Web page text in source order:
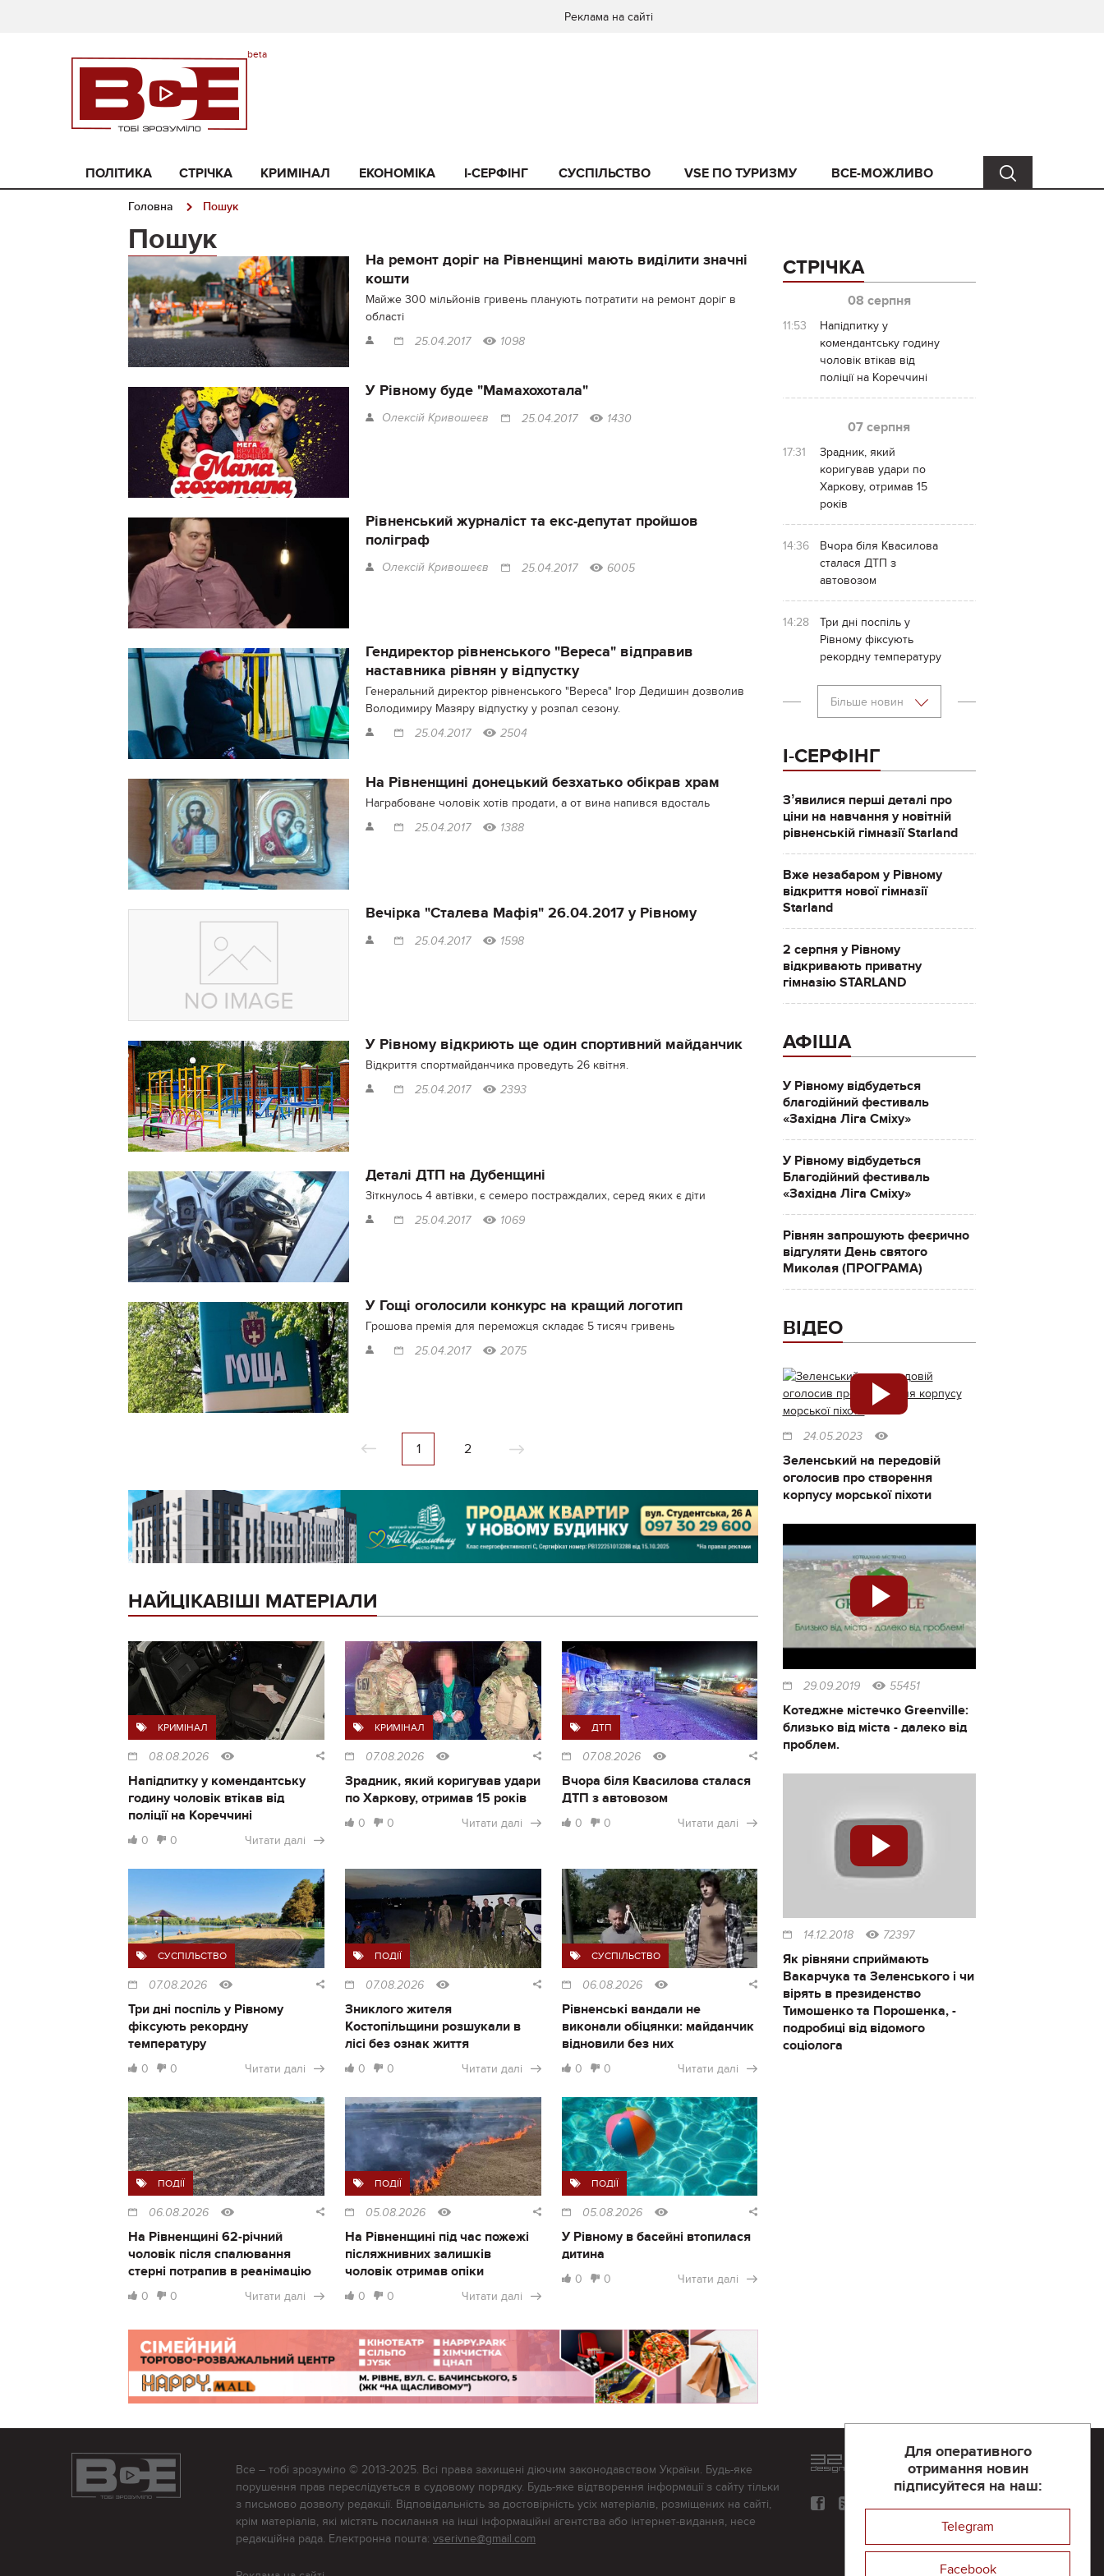
Реклама на сайті
ПОЛІТИКА СТРІЧКА КРИМІНАЛ ЕКОНОМІКА I-СЕРФІНГ СУСПІЛЬСТВО VSE ПО ТУРИЗМУ ВСЕ-МОЖЛИВО
Головна Пошук
Пошук
На ремонт доріг на Рівненщині мають виділити значні
кошти
Майже 300 мільйонів гривень планують потратити на ремонт доріг в
області
25.04.2017 1098
У Рівному буде "Мамахохотала"
Олексій Кривошеєв 25.04.2017 1430
Рівненський журналіст та екс-депутат пройшов
поліграф
Олексій Кривошеєв 25.04.2017 6005
Гендиректор рівненського "Вереса" відправив
наставника рівнян у відпустку
Генеральний директор рівненського "Вереса" Ігор Дедишин дозволив
Володимиру Мазяру відпустку у розпал сезону.
25.04.2017 2504
На Рівненщині донецький безхатько обікрав храм
Награбоване чоловік хотів продати, а от вина напився вдосталь
25.04.2017 1388
Вечірка "Сталева Мафія" 26.04.2017 у Рівному
25.04.2017 1598
У Рівному відкриють ще один спортивний майданчик
Відкриття спортмайданчика проведуть 26 квітня.
25.04.2017 2393
Деталі ДТП на Дубенщині
Зіткнулось 4 автівки, є семеро постраждалих, серед яких є діти
25.04.2017 1069
У Гощі оголосили конкурс на кращий логотип
Грошова премія для переможця складає 5 тисяч гривень
25.04.2017 2075
1 2
НАЙЦІКАВІШІ МАТЕРІАЛИ
КРИМІНАЛ
08.08.2026
Напідпитку у комендантську
годину чоловік втікав від
поліції на Кореччині
0 0 Читати далі
КРИМІНАЛ
07.08.2026
Зрадник, який коригував удари
по Харкову, отримав 15 років
0 0 Читати далі
ДТП
07.08.2026
Вчора біля Квасилова сталася
ДТП з автовозом
0 0 Читати далі
СУСПІЛЬСТВО
07.08.2026
Три дні поспіль у Рівному
фіксують рекордну
температуру
0 0 Читати далі
ПОДІЇ
07.08.2026
Зниклого жителя
Костопільщини розшукали в
лісі без ознак життя
0 0 Читати далі
СУСПІЛЬСТВО
06.08.2026
Рівненські вандали не
виконали обіцянки: майданчик
відновили без них
0 0 Читати далі
ПОДІЇ
06.08.2026
На Рівненщині 62-річний
чоловік після спалювання
стерні потрапив в реанімацію
0 0 Читати далі
ПОДІЇ
05.08.2026
На Рівненщині під час пожежі
післяжнивних залишків
чоловік отримав опіки
0 0 Читати далі
ПОДІЇ
05.08.2026
У Рівному в басейні втопилася
дитина
0 0 Читати далі
СТРІЧКА
08 серпня
11:53
Напідпитку у
комендантську годину
чоловік втікав від
поліції на Кореччині
07 серпня
17:31
Зрадник, який
коригував удари по
Харкову, отримав 15
років
14:36
Вчора біля Квасилова
сталася ДТП з
автовозом
14:28
Три дні поспіль у
Рівному фіксують
рекордну температуру
Більше новин
І-СЕРФІНГ
Зʼявилися перші деталі про
ціни на навчання у новітній
рівненській гімназії Starland
Вже незабаром у Рівному
відкриття нової гімназії
Starland
2 серпня у Рівному
відкривають приватну
гімназію STARLAND
АФІША
У Рівному відбудеться
благодійний фестиваль
«Західна Ліга Сміху»
У Рівному відбудеться
Благодійний фестиваль
«Західна Ліга Сміху»
Рівнян запрошують феєрично
відгуляти День святого
Миколая (ПРОГРАМА)
ВІДЕО
24.05.2023
Зеленський на передовій
оголосив про створення
корпусу морської піхоти
29.09.2019 55451
Котеджне містечко Greenville:
близько від міста - далеко від
проблем.
14.12.2018 72397
Як рівняни сприймають
Вакарчука та Зеленського і чи
вірять в президенство
Тимошенко та Порошенка, -
подробиці від відомого
соціолога
Для оперативного
отримання новин
підписуйтеся на наш:
Telegram
Facebook
Все – тобі зрозуміло © 2013-2025. Всі права захищені діючим законодавством України. Будь-яке
порушення прав переслідується в судовому порядку. Будь-яке відтворення інформації з сайту тільки
з письмово дозволу редакції. Відповідальність за достовірність усіх матеріалів, розміщених на сайті,
крім матеріалів, які містять посилання на інші інформаційні агентства або інтернет-видання, несе
редакційна рада. Електронна пошта: vserivne@gmail.com
Розроблений та підтримується
компанії 32х32